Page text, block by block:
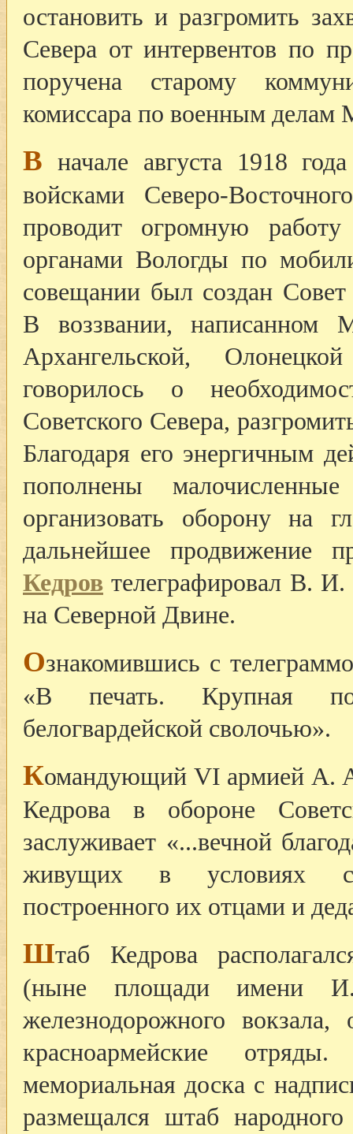
остановить и разгромить
Севера от интервентов по
поручена старому
комиссара по военным делам
В начале августа 1918
войсками Северо-
проводит огромную
органами Вологды по
совещании был создан
В воззвании,
Архангельской,
говорилось о
Советского Севера,
Благодаря его энергичным
пополнены
организовать оборону на
дальнейшее продвижение
Кедров телеграфировал В. И.
на Северной Двине.
Ознакомившись с
«В печать. Крупная
белогвардейской сволочью».
Командующий VI армией А.
Кедрова в обороне
заслуживает «...вечной
живущих в условиях
построенного их отцами и
Штаб Кедрова
(ныне площади имени
железнодорожного
красноармейские
мемориальная доска с
размещался штаб